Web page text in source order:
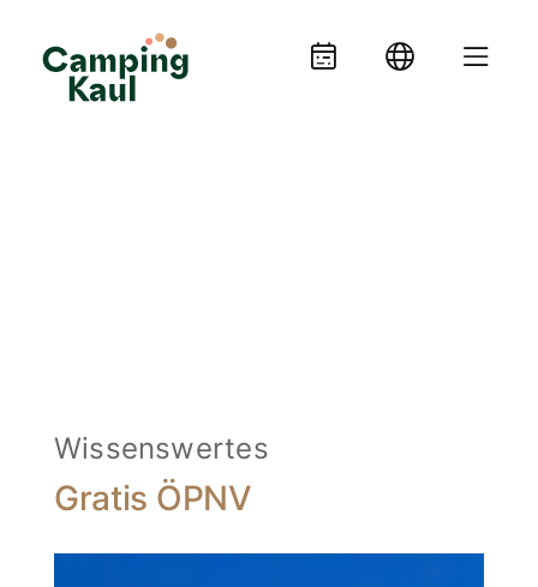
Wissenswertes
Gratis ÖPNV